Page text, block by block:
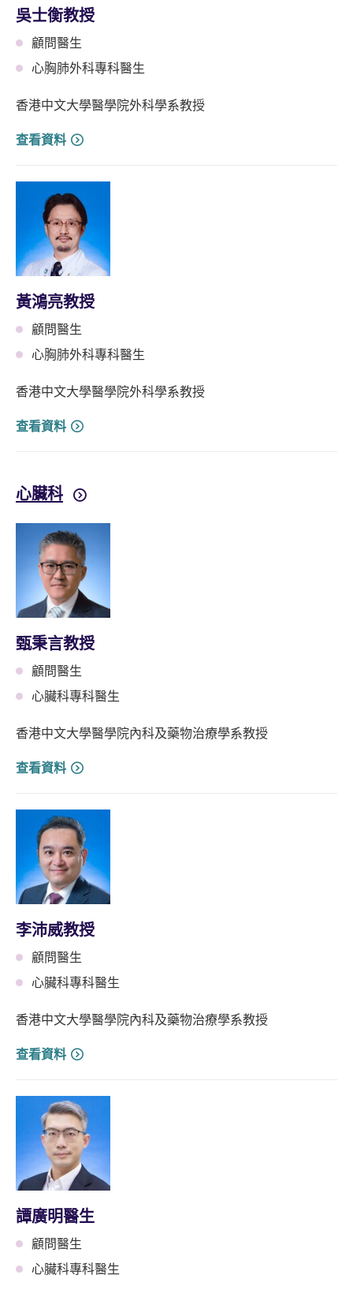
吳士衡教授
顧問醫生
心胸肺外科專科醫生
香港中文大學醫學院外科學系教授
查看資料
黃鴻亮教授
顧問醫生
心胸肺外科專科醫生
香港中文大學醫學院外科學系教授
查看資料
心臟科
甄秉言教授
顧問醫生
心臟科專科醫生
香港中文大學醫學院內科及藥物治療學系教授
查看資料
李沛威教授
顧問醫生
心臟科專科醫生
香港中文大學醫學院內科及藥物治療學系教授
查看資料
譚廣明醫生
顧問醫生
心臟科專科醫生